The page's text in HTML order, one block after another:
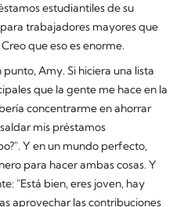
estudiantiles de su
trabajadores mayores que
que eso es enorme.
punto, Amy. Si hiciera una lista
que la gente me hace en la
concentrarme en ahorrar
mis préstamos
Y en un mundo perfecto,
para hacer ambas cosas. Y
"Está bien, eres joven, hay
aprovechar las contribuciones